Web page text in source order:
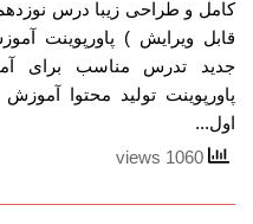
کامل و طراحی زیبا درس
قابل ویرایش ) پاورپوینت
جدید تدرس مناسب برای
پاورپوینت تولید محتوا
اول...